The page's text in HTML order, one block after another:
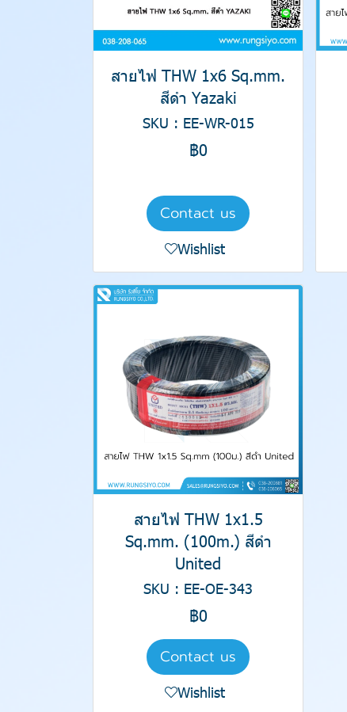
สายไฟ THW 1x6 Sq.mm.
สีดำ Yazaki
SKU : EE-WR-015
฿0
Contact us
Wishlist
สายไฟ THW 1x1.5
Sq.mm. (100m.) สีดำ
United
SKU : EE-OE-343
฿0
Contact us
Wishlist